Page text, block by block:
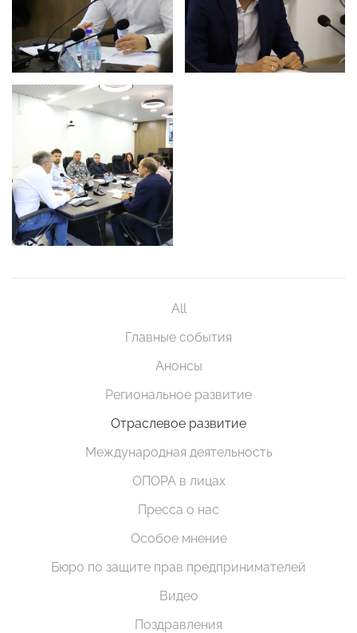
All
Главные события
Анонсы
Региональное развитие
Отраслевое развитие
Международная деятельность
ОПОРА в лицах
Пресса о нас
Особое мнение
Бюро по защите прав предпринимателей
Видео
Поздравления